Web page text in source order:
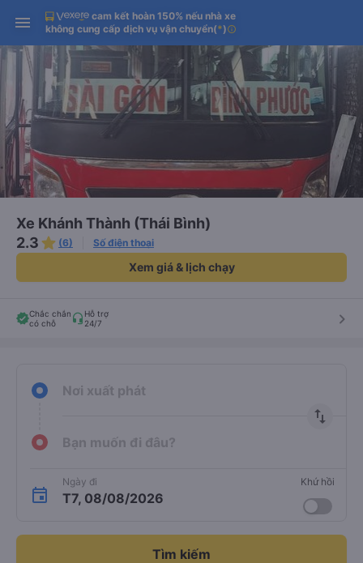
Tải app Vexere ngay!
Nhận ưu đãi thành viên độc
quyền
Tải app Vexere
-30k/ghế khi đặt vé máy bay qua
app
cam kết hoàn 150% nếu nhà xe
không cung cấp dịch vụ vận chuyển(*)info
Xe Khánh Thành (Thái Bình)
2.3
(6) Số điện thoại
Xem giá & lịch chạy
Chắc chắn
có chỗ
Hỗ trợ
24/7
keyboard_arrow_right
Nơi xuất phát
import_export
Bạn muốn đi đâu?
Ngày đi
T7, 08/08/2026
Khứ hồi
Tìm kiếm